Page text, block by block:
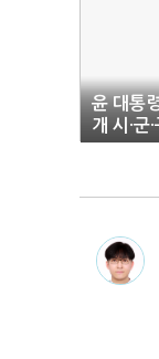
윤 대통
개 시·군
역 선포